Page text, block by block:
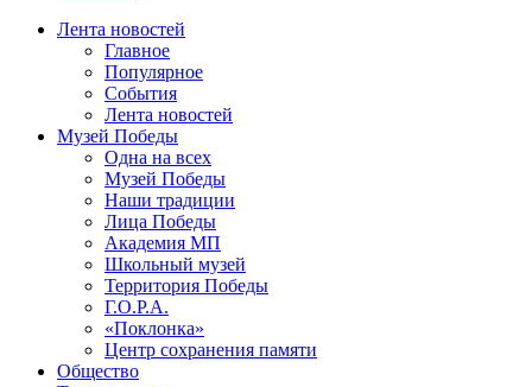
Лента новостей
Главное
Популярное
События
Лента новостей
Музей Победы
Одна на всех
Музей Победы
Наши традиции
Лица Победы
Академия МП
Школьный музей
Территория Победы
Г.О.Р.А.
«Поклонка»
Центр сохранения памяти
Общество